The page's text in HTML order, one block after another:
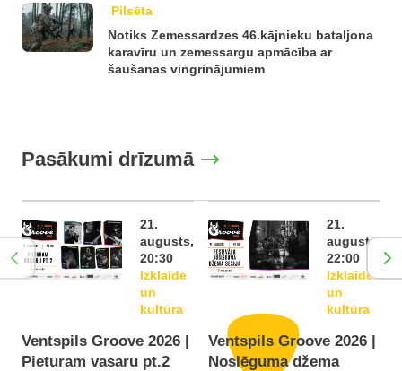
Pilsēta
Notiks Zemessardzes 46.kājnieku bataljona
karavīru un zemessargu apmācība ar
šaušanas vingrinājumiem
Pasākumi drīzumā
21.
augusts,
20:30
Izklaide
un
kultūra
Ventspils Groove 2026 |
Pieturam vasaru pt.2
21.
augusts,
22:00
Izklaide
un
kultūra
Ventspils Groove 2026 |
Noslēguma džema